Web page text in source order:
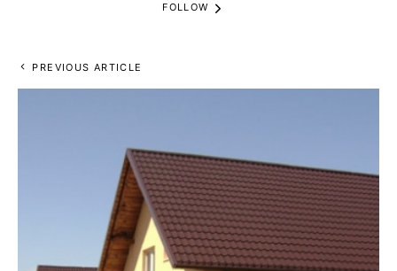
FOLLOW
PREVIOUS ARTICLE